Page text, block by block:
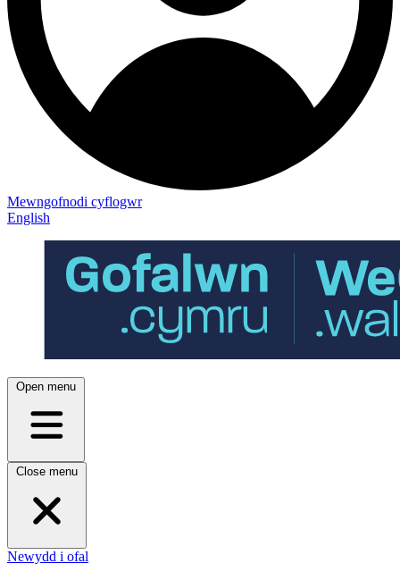
Mewngofnodi cyflogwr
English
Open menu
Close menu
Newydd i ofal